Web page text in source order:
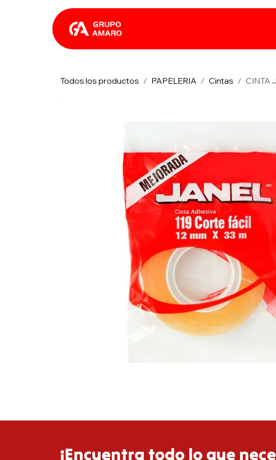
Todos los productos PAPELERIA Cintas CINTA
¡Encuentra todo lo que